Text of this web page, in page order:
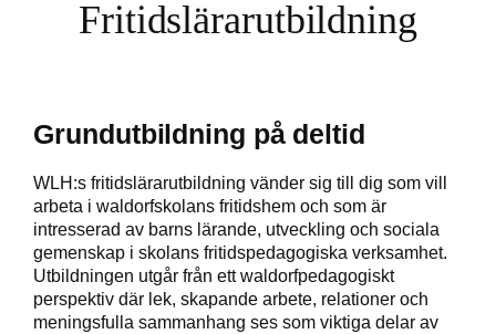
Fritidslärarutbildning
Grundutbildning på deltid
WLH:s fritidslärarutbildning vänder sig till dig som vill
arbeta i waldorfskolans fritidshem och som är
intresserad av barns lärande, utveckling och sociala
gemenskap i skolans fritidspedagogiska verksamhet.
Utbildningen utgår från ett waldorfpedagogiskt
perspektiv där lek, skapande arbete, relationer och
meningsfulla sammanhang ses som viktiga delar av